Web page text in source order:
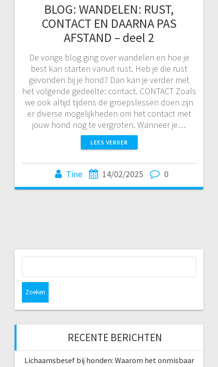
BLOG: WANDELEN: RUST,
CONTACT EN DAARNA PAS
AFSTAND – deel 2
De vorige blog ging over wandelen en hoe je
best kan starten vanuit rust. Heb je die rust
gevonden bij je hond? Dan kan je verder met
het volgende gedeelte: contact. CONTACT Zoals
we ook altijd tijdens de groepslessen doen zijn
er diverse mogelijkheden om het contact met
jouw hond nog te vergroten. Wanneer je…
LEES VERDER
Tine 14/02/2025 0
RECENTE BERICHTEN
Lichaamsbesef bij honden: Waarom het onmisbaar